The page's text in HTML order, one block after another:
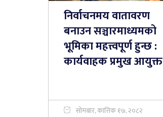
निर्वाचनमय वातावरण
बनाउन सञ्चारमाध्यमको
भूमिका महत्त्वपूर्ण हुन्छ :
कार्यवाहक प्रमुख आयुक्त
सोमबार, कात्तिक १७, २०८२